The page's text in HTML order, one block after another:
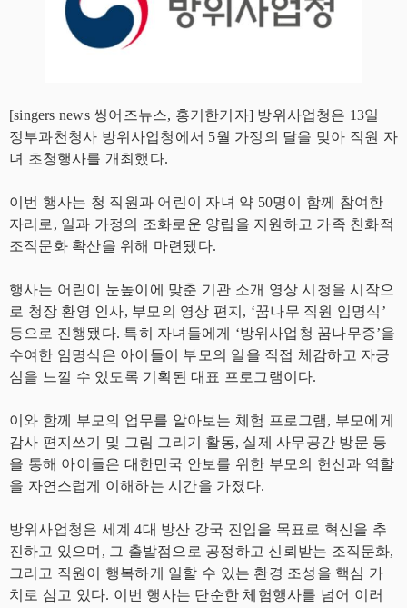
[singers news 씽어즈뉴스, 홍기한기자] 방위사업청은 13일
정부과천청사 방위사업청에서 5월 가정의 달을 맞아 직원 자
녀 초청행사를 개최했다.
이번 행사는 청 직원과 어린이 자녀 약 50명이 함께 참여한
자리로, 일과 가정의 조화로운 양립을 지원하고 가족 친화적
조직문화 확산을 위해 마련됐다.
행사는 어린이 눈높이에 맞춘 기관 소개 영상 시청을 시작으
로 청장 환영 인사, 부모의 영상 편지, ‘꿈나무 직원 임명식’
등으로 진행됐다. 특히 자녀들에게 ‘방위사업청 꿈나무증’을
수여한 임명식은 아이들이 부모의 일을 직접 체감하고 자긍
심을 느낄 수 있도록 기획된 대표 프로그램이다.
이와 함께 부모의 업무를 알아보는 체험 프로그램, 부모에게
감사 편지쓰기 및 그림 그리기 활동, 실제 사무공간 방문 등
을 통해 아이들은 대한민국 안보를 위한 부모의 헌신과 역할
을 자연스럽게 이해하는 시간을 가졌다.
방위사업청은 세계 4대 방산 강국 진입을 목표로 혁신을 추
진하고 있으며, 그 출발점으로 공정하고 신뢰받는 조직문화,
그리고 직원이 행복하게 일할 수 있는 환경 조성을 핵심 가
치로 삼고 있다. 이번 행사는 단순한 체험행사를 넘어 이러